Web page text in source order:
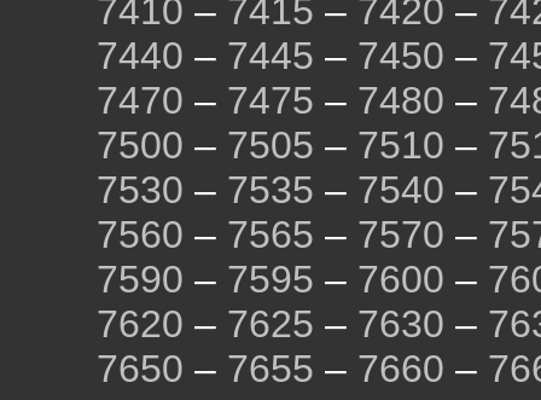
7410 – 7415 – 7420 –
7440 – 7445 – 7450 –
7470 – 7475 – 7480 –
7500 – 7505 – 7510 –
7530 – 7535 – 7540 –
7560 – 7565 – 7570 –
7590 – 7595 – 7600 –
7620 – 7625 – 7630 –
7650 – 7655 – 7660 –